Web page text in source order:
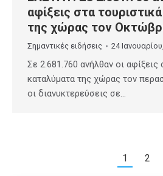
αφίξεις στα
της χώρας τον
Σημαντικές ειδήσεις 24
Σε 2.681.760 ανήλθαν οι αφίξεις
καταλύματα της χώρας τον
οι διανυκτερεύσεις σε…
1 2